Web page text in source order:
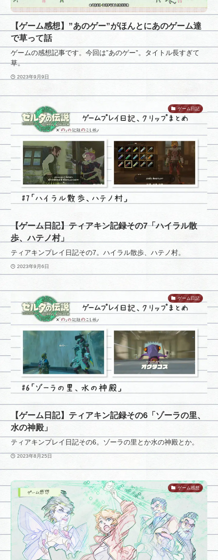
【ゲーム感想】”あのゲー”がほんとにあのゲーム達
で草って話
ゲームの感想記事です。今回は”あのゲー”。タイトル長すぎて
草。
2023年9月9日
ゲーム日記
【ゲーム日記】ティアキン記録その7「ハイラル散
歩、ハテノ村」
ティアキンプレイ日記その7。ハイラル散歩、ハテノ村。
2023年9月6日
ゲーム日記
【ゲーム日記】ティアキン記録その6「ゾーラの里、
水の神殿」
ティアキンプレイ日記その6。ゾーラの里とか水の神殿とか。
2023年8月25日
ゲーム感想